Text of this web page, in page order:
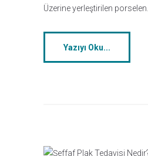
Üzerine yerleştirilen porselen…
Yazıyı Oku...